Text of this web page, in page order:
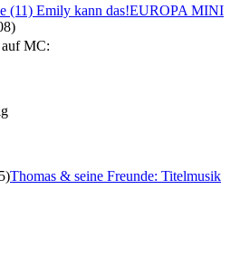
(11) Emily kann das!EUROPA MINI
auf MC:
Thomas & seine Freunde: Titelmusik